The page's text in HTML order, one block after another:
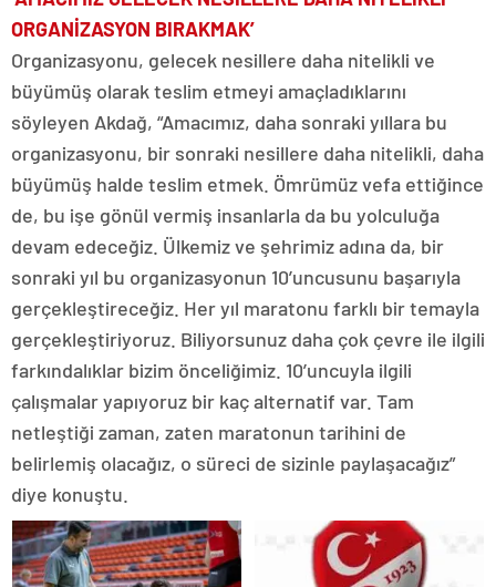
ORGANİZASYON BIRAKMAK’
Organizasyonu, gelecek nesillere daha nitelikli ve
büyümüş olarak teslim etmeyi amaçladıklarını
söyleyen Akdağ, “Amacımız, daha sonraki yıllara bu
organizasyonu, bir sonraki nesillere daha nitelikli, daha
büyümüş halde teslim etmek. Ömrümüz vefa ettiğince
de, bu işe gönül vermiş insanlarla da bu yolculuğa
devam edeceğiz. Ülkemiz ve şehrimiz adına da, bir
sonraki yıl bu organizasyonun 10’uncusunu başarıyla
gerçekleştireceğiz. Her yıl maratonu farklı bir temayla
gerçekleştiriyoruz. Biliyorsunuz daha çok çevre ile ilgili
farkındalıklar bizim önceliğimiz. 10’uncuyla ilgili
çalışmalar yapıyoruz bir kaç alternatif var. Tam
netleştiği zaman, zaten maratonun tarihini de
belirlemiş olacağız, o süreci de sizinle paylaşacağız”
diye konuştu.